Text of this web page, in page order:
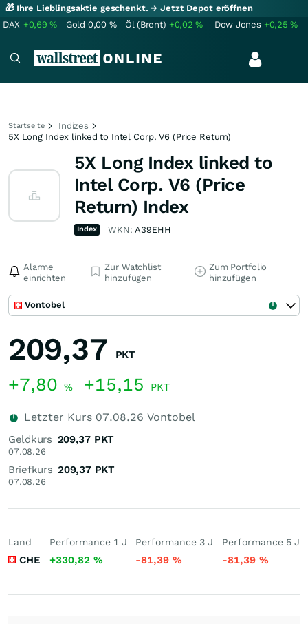
🎁 Ihre Lieblingsaktie geschenkt.→ Jetzt Depot eröffnen
DAX +0,69% Gold 0,00 % Öl (Brent) +0,02% Dow Jones +0,25%
Startseite
Indizes
5X Long Index linked to Intel Corp. V6 (Price Return)
5X Long Index linked to
Intel Corp. V6 (Price
Return) Index
Index WKN:A39EHH
Alarme
einrichten
Zur Watchlist
hinzufügen
Zum Portfolio
hinzufügen
Vontobel
209,37 PKT
+7,80 % +15,15 PKT
Letzter Kurs 07.08.26 Vontobel
Geldkurs
07.08.26
209,37 PKT
Briefkurs
07.08.26
209,37 PKT
Land
CHE
Performance 1 J
+330,82 %
Performance 3 J
-81,39%
Performance 5 J
-81,39 %